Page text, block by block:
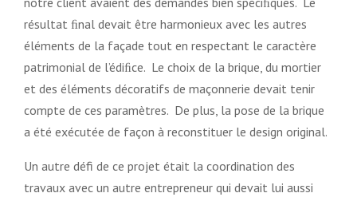
résultat ﬁnal devait être harmonieux avec les autres
éléments de la façade tout en respectant le caractère
patrimonial de l’édiﬁce. Le choix de la brique, du mortier
et des éléments décoratifs de maçonnerie devait tenir
compte de ces paramètres. De plus, la pose de la brique
a été exécutée de façon à reconstituer le design original.
Un autre défi de ce projet était la coordination des
travaux avec un autre entrepreneur qui devait lui aussi